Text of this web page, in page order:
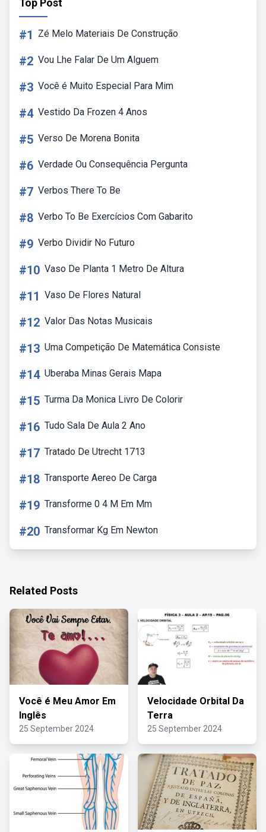
Top Post
#1 Zé Melo Materiais De Construção
#2 Vou Lhe Falar De Um Alguem
#3 Você é Muito Especial Para Mim
#4 Vestido Da Frozen 4 Anos
#5 Verso De Morena Bonita
#6 Verdade Ou Consequência Pergunta
#7 Verbos There To Be
#8 Verbo To Be Exercícios Com Gabarito
#9 Verbo Dividir No Futuro
#10 Vaso De Planta 1 Metro De Altura
#11 Vaso De Flores Natural
#12 Valor Das Notas Musicais
#13 Uma Competição De Matemática Consiste
#14 Uberaba Minas Gerais Mapa
#15 Turma Da Monica Livro De Colorir
#16 Tudo Sala De Aula 2 Ano
#17 Tratado De Utrecht 1713
#18 Transporte Aereo De Carga
#19 Transforme 0 4 M Em Mm
#20 Transformar Kg Em Newton
Related Posts
Você é Meu Amor Em
Inglês
25 September 2024
Velocidade Orbital Da
Terra
25 September 2024